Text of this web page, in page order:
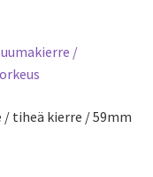
/ tiheä kierre / 59mm